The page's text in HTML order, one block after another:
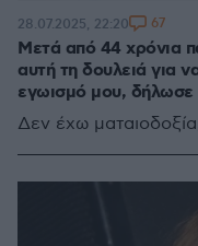
Μετά από 44 χρόνια
αυτή τη δουλειά για
εγωισμό μου,
Δεν έχω
28.07.2025, 22:20 67